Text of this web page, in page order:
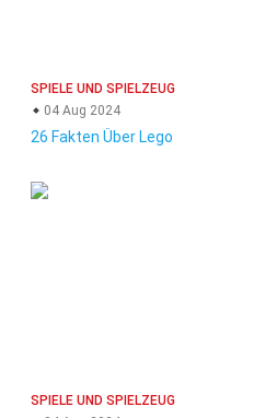
SPIELE UND SPIELZEUG
04 Aug 2024
26 Fakten Über Lego
SPIELE UND SPIELZEUG